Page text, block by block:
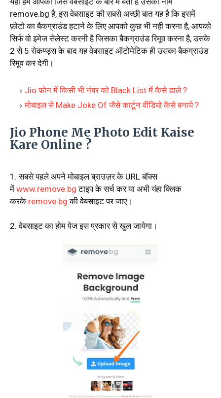
remove.bg है, इस वेबसाइट की सबसे अच्छी बात यह है कि इसमें
फ़ोटो का बैकग्राउंड हटाने के लिए आपको कुछ भी नही करना है, आपको
सिर्फ वो इमेज सेलेस्ट करनी है जिसका बैकग्राउंड रिमूव करना है, उसके
2 से 5 सेकण्ड्स के बाद यह वेबसाइट ऑटोमेटिक ही उसका बैकग्राउंड
रिमूव कर देगी।
Jio फ़ोन में किसी भी नंबर को Black List में कैसे डाले ?
मोबाइल से Make Joke Of जैसे कार्टून वीडियो कैसे बनाये ?
Jio Phone Me Photo Edit Kaise
Kare Online ?
1. सबसे पहले अपने मोबाइल ब्राउज़र के URL बॉक्स
में www.remove.bg टाइप के सर्च कर या अभी यंहा क्लिक
करके remove.bg की वेेेबसाइट पर जाए।
2. वेबसाइट का होम पेज इस प्रकार से खुल जायेगा।